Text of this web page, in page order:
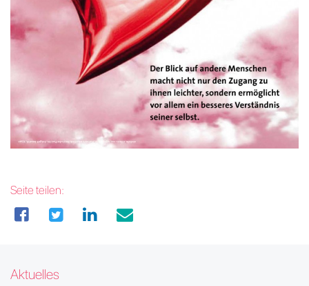
Seite teilen:
Aktuelles